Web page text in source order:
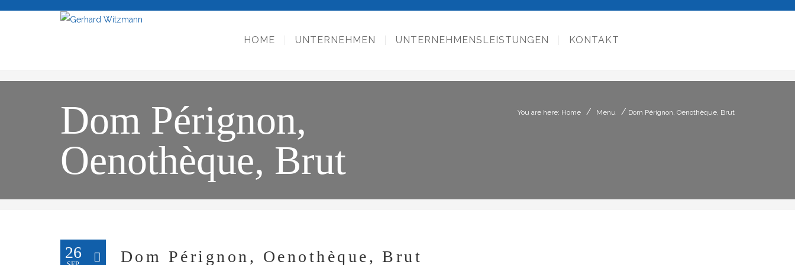
HOME UNTERNEHMEN UNTERNEHMENSLEISTUNGEN KONTAKT
Dom Pérignon,
Oenothèque, Brut
You are here: Home / Menu / Dom Pérignon, Oenothèque, Brut
26 Dom Pérignon, Oenothèque, Brut